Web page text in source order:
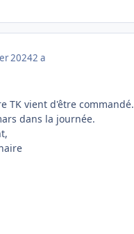
20242 a
TK vient d'être commandé.
dans la journée.